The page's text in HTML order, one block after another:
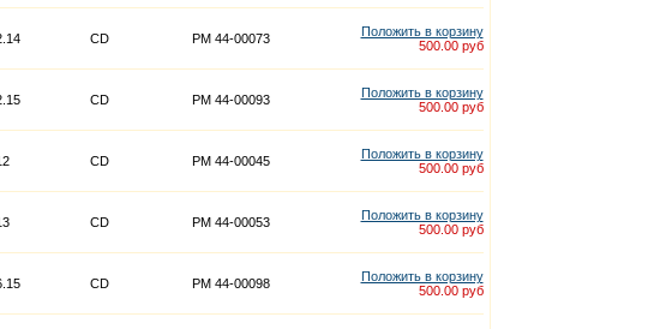
CD PM 44-00073
Положить в корзину
500.00 руб
CD PM 44-00093
Положить в корзину
500.00 руб
CD PM 44-00045
Положить в корзину
500.00 руб
CD PM 44-00053
Положить в корзину
500.00 руб
CD PM 44-00098
Положить в корзину
500.00 руб